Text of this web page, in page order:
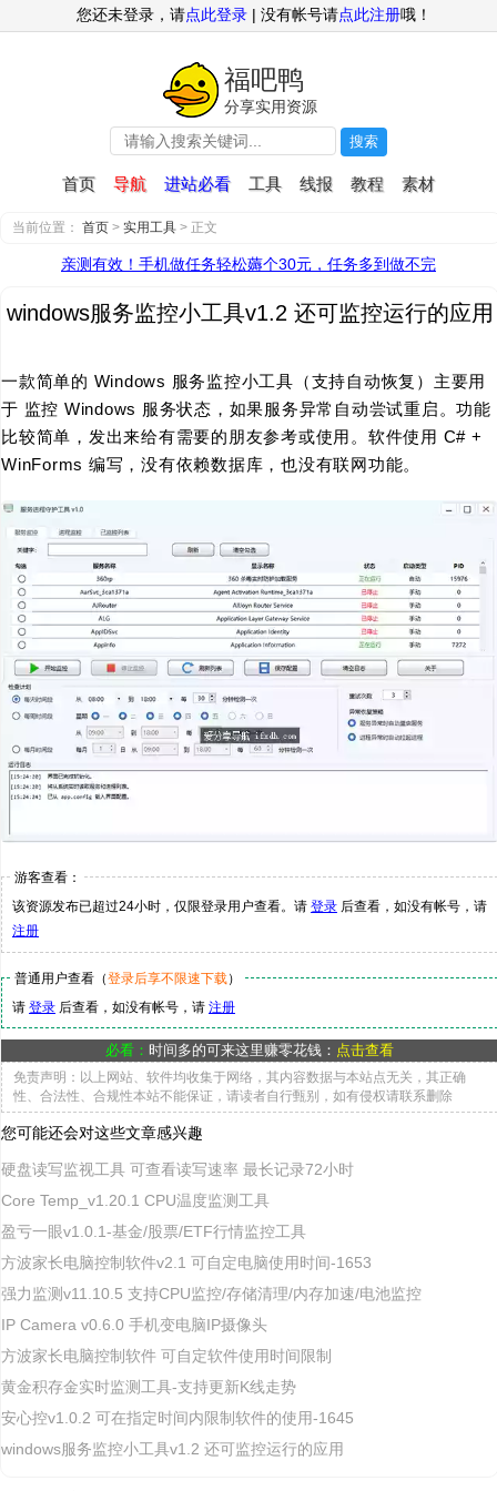
福吧鸭
分享实用资源
搜索
首页 导航 进站必看 工具 线报 教程 素材
您还未登录，请点此登录 | 没有帐号请点此注册哦！
当前位置： 首页 > 实用工具 > 正文
亲测有效！手机做任务轻松薅个30元，任务多到做不完
windows服务监控小工具v1.2 还可监控运行的应用
一款简单的 Windows 服务监控小工具（支持自动恢复）主要用
于 监控 Windows 服务状态，如果服务异常自动尝试重启。功能
比较简单，发出来给有需要的朋友参考或使用。软件使用 C# +
WinForms 编写，没有依赖数据库，也没有联网功能。
游客查看：
该资源发布已超过24小时，仅限登录用户查看。请 登录 后查看，如没有帐号，请
注册
普通用户查看（登录后享不限速下载）
请 登录 后查看，如没有帐号，请 注册
必看： 时间多的可来这里赚零花钱： 点击查看
免责声明：以上网站、软件均收集于网络，其内容数据与本站点无关，其正确
性、合法性、合规性本站不能保证，请读者自行甄别，如有侵权请联系删除
您可能还会对这些文章感兴趣
硬盘读写监视工具 可查看读写速率 最长记录72小时
Core Temp_v1.20.1 CPU温度监测工具
盈亏一眼v1.0.1-基金/股票/ETF行情监控工具
方波家长电脑控制软件v2.1 可自定电脑使用时间-1653
强力监测v11.10.5 支持CPU监控/存储清理/内存加速/电池监控
IP Camera v0.6.0 手机变电脑IP摄像头
方波家长电脑控制软件 可自定软件使用时间限制
黄金积存金实时监测工具-支持更新K线走势
安心控v1.0.2 可在指定时间内限制软件的使用-1645
windows服务监控小工具v1.2 还可监控运行的应用